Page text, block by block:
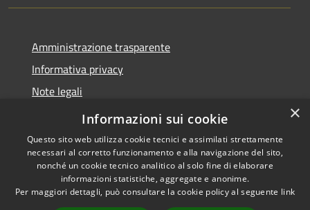
Amministrazione trasparente
Informativa privacy
Note legali
Dichiarazione di accessibilità
Accessibilità
Copyright © 2026 • Comune di
Collalto Sabino • Powered by
×
Informazioni sui cookie
Questo sito web utilizza cookie tecnici e assimilati strettamente
necessari al corretto funzionamento e alla navigazione del sito,
nonché un cookie tecnico analitico al solo fine di elaborare
informazioni statistiche, aggregate e anonime.
Per maggiori dettagli, può consultare la cookie policy al seguente link